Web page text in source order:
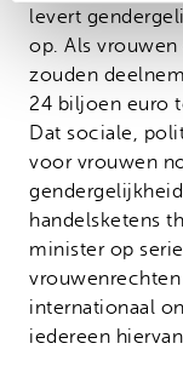
levert
op. Als
zouden
24 biljoen euro
Dat sociale,
voor vrouwen
handelsketens
minister op
internationaal
iedereen